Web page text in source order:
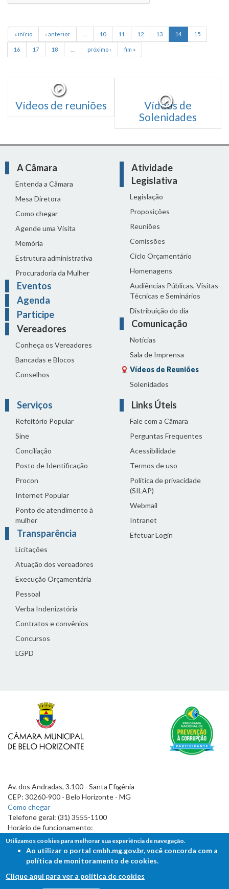
« início ‹ anterior 10 11 12 13 14 15
16 17 18 próximo › fim »
Vídeos de reuniões
Vídeos de
Solenidades
A Câmara
Entenda a Câmara
Mesa Diretora
Como chegar
Agende uma Visita
Memória
Estrutura administrativa
Procuradoria da Mulher
Eventos
Agenda
Participe
Vereadores
Conheça os Vereadores
Bancadas e Blocos
Conselhos
Atividade
Legislativa
Legislação
Proposições
Reuniões
Comissões
Ciclo Orçamentário
Homenagens
Audiências Públicas, Visitas
Técnicas e Seminários
Distribuição do dia
Comunicação
Notícias
Sala de Imprensa
Vídeos de Reuniões
Solenidades
Serviços
Refeitório Popular
Sine
Conciliação
Posto de Identificação
Procon
Internet Popular
Ponto de atendimento à
mulher
Transparência
Licitações
Atuação dos vereadores
Execução Orçamentária
Pessoal
Verba Indenizatória
Contratos e convênios
Concursos
LGPD
Links Úteis
Fale com a Câmara
Perguntas Frequentes
Acessibilidade
Termos de uso
Política de privacidade
(SILAP)
Webmail
Intranet
Efetuar Login
Av. dos Andradas, 3.100 - Santa Efigênia
CEP: 30260-900 - Belo Horizonte - MG
Como chegar
Telefone geral: (31) 3555-1100
Horário de funcionamento:
7h às 19h
Utilizamos cookies para melhorar sua experiência de navegação.
Ao utilizar o portal cmbh.mg.gov.br, você concorda com a
política de monitoramento de cookies.
Clique aqui para ver a política de cookies